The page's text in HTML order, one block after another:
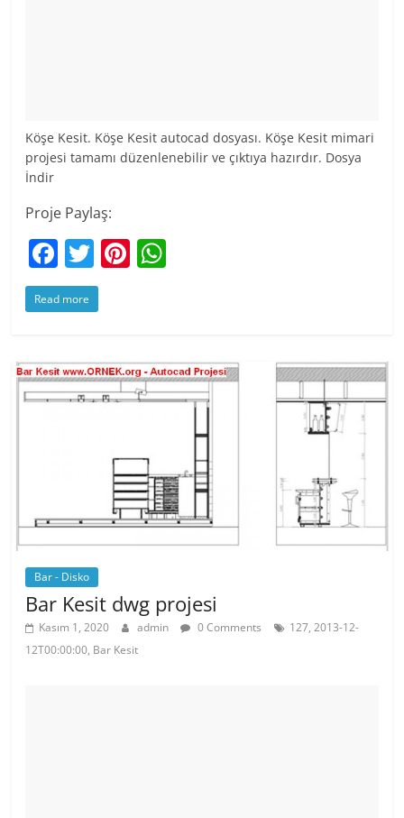
Köşe Kesit. Köşe Kesit autocad dosyası. Köşe Kesit mimari
projesi tamamı düzenlenebilir ve çıktıya hazırdır. Dosya
İndir
Proje Paylaş:
F
a
c
b
o
T
w
itt
Pi
st A
p
Read more
Bar - Disko
Bar Kesit dwg projesi
Kasım 1, 2020 admin 0 Comments
127, 2013-12-
12T00:00:00, Bar Kesit